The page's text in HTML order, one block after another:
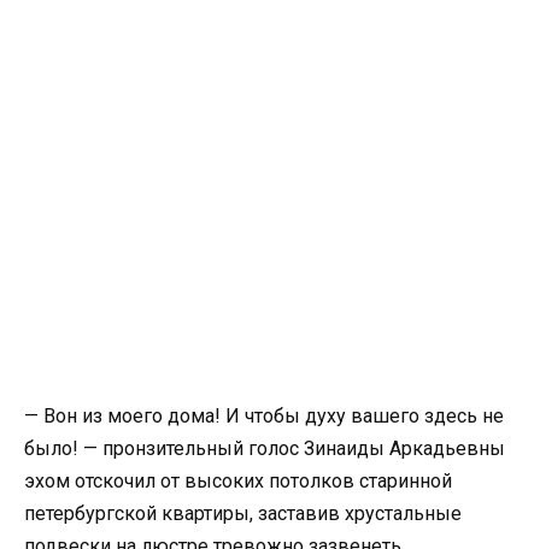
— Вон из моего дома! И чтобы духу вашего здесь не
было! — пронзительный голос Зинаиды Аркадьевны
эхом отскочил от высоких потолков старинной
петербургской квартиры, заставив хрустальные